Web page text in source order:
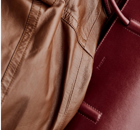
Classy, sassy, trendy - the new